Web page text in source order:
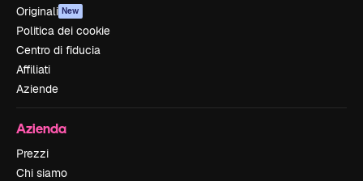
Originali New
Politica dei cookie
Centro di fiducia
Affiliati
Aziende
Azienda
Prezzi
Chi siamo